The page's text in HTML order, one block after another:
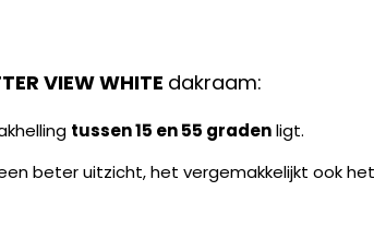
VIEW WHITE dakraam:
tussen 15 en 55 gradenligt.
beter uitzicht, het vergemakkelijkt ook